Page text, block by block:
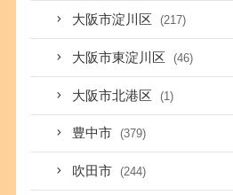
大阪市淀川区 (217)
大阪市東淀川区 (46)
大阪市北港区 (1)
豊中市 (379)
吹田市 (244)